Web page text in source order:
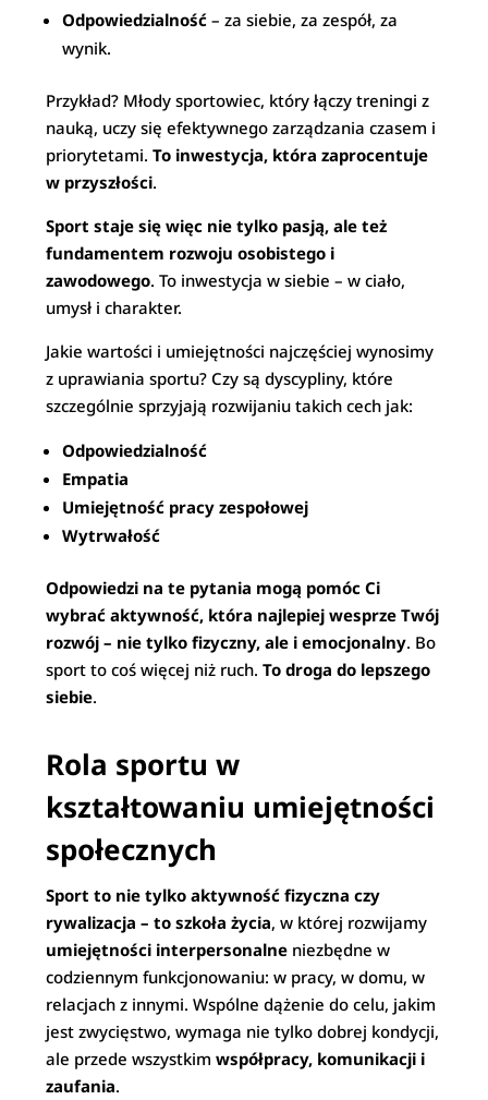
Odpowiedzialność – za siebie, za zespół, za
wynik.
Przykład? Młody sportowiec, który łączy treningi z
nauką, uczy się efektywnego zarządzania czasem i
priorytetami.To inwestycja, która zaprocentuje
w przyszłości.
Sport staje się więc nie tylko pasją, ale też
fundamentem rozwoju osobistego i
zawodowego. To inwestycja w siebie – w ciało,
umysł i charakter.
Jakie wartości i umiejętności najczęściej wynosimy
z uprawiania sportu? Czy są dyscypliny, które
szczególnie sprzyjają rozwijaniu takich cech jak:
Odpowiedzialność
Empatia
Umiejętność pracy zespołowej
Wytrwałość
Odpowiedzi na te pytania mogą pomóc Ci
wybrać aktywność, która najlepiej wesprze Twój
rozwój – nie tylko fizyczny, ale i emocjonalny. Bo
sport to coś więcej niż ruch.To droga do lepszego
siebie.
Rola sportu w
kształtowaniu umiejętności
społecznych
Sport to nie tylko aktywność fizyczna czy
rywalizacja – to szkoła życia, w której rozwijamy
umiejętności interpersonalne niezbędne w
codziennym funkcjonowaniu: w pracy, w domu, w
relacjach z innymi. Wspólne dążenie do celu, jakim
jest zwycięstwo, wymaga nie tylko dobrej kondycji,
ale przede wszystkimwspółpracy, komunikacji i
zaufania.